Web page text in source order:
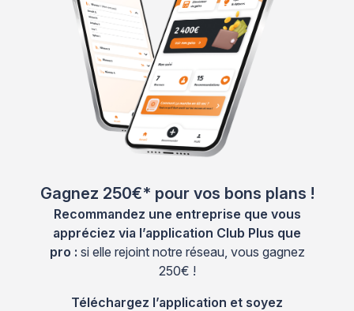
Gagnez 250€* pour vos bons plans !
Recommandez une entreprise que vous
appréciez via l’application Club Plus que
pro : si elle rejoint notre réseau, vous gagnez
250€ !
Téléchargez l’application et soyez